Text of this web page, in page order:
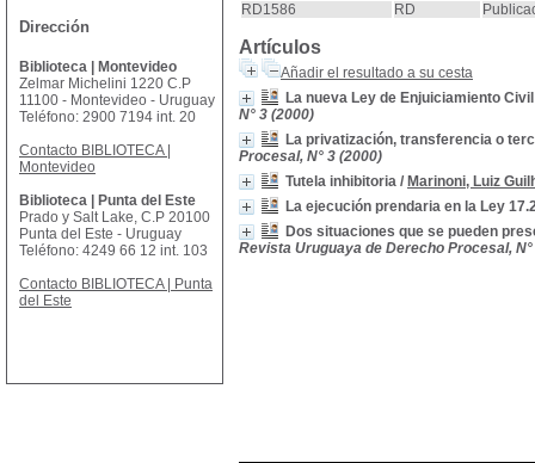
RD1586
RD
Artículos
Añadir el resultado a su cesta
La nueva Ley de Enjuiciamiento
N° 3 (2000)
La privatización, transferencia o
Procesal, N° 3 (2000)
Tutela inhibitoria / Marinoni, Luiz
La ejecución prendaria en la Ley
Dos situaciones que se pueden
Revista Uruguaya de Derecho Procesal, N°
Dirección
Biblioteca | Montevideo
Zelmar Michelini 1220 C.P
11100 - Montevideo - Uruguay
Teléfono: 2900 7194 int. 20
Contacto BIBLIOTECA |
Montevideo
Biblioteca | Punta del Este
Prado y Salt Lake, C.P 20100
Punta del Este - Uruguay
Teléfono: 4249 66 12 int. 103
Contacto BIBLIOTECA | Punta
del Este